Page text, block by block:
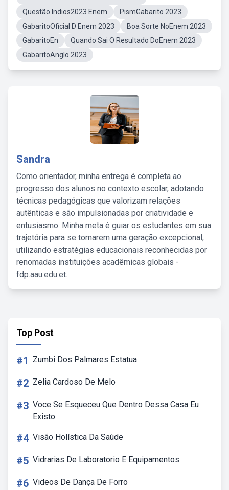
Questão Indios2023 Enem
PismGabarito 2023
GabaritoOficial D Enem 2023
Boa Sorte NoEnem 2023
GabaritoEn
Quando Sai O Resultado DoEnem 2023
GabaritoAnglo 2023
Sandra
Como orientador, minha entrega é completa ao
progresso dos alunos no contexto escolar, adotando
técnicas pedagógicas que valorizam relações
autênticas e são impulsionadas por criatividade e
entusiasmo. Minha meta é guiar os estudantes em sua
trajetória para se tornarem uma geração excepcional,
utilizando estratégias educacionais reconhecidas por
renomadas instituições acadêmicas globais -
fdp.aau.edu.et.
Top Post
#1 Zumbi Dos Palmares Estatua
#2 Zelia Cardoso De Melo
#3 Voce Se Esqueceu Que Dentro Dessa Casa Eu
Existo
#4 Visão Holística Da Saúde
#5 Vidrarias De Laboratorio E Equipamentos
#6 Videos De Dança De Forro